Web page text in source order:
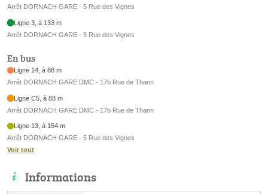
Arrêt DORNACH GARE - 5 Rue des Vignes
Ligne 3, à 133 m
Arrêt DORNACH GARE - 5 Rue des Vignes
En bus
Ligne 14, à 88 m
Arrêt DORNACH GARE DMC - 17b Rue de Thann
Ligne C5, à 88 m
Arrêt DORNACH GARE DMC - 17b Rue de Thann
Ligne 13, à 154 m
Arrêt DORNACH GARE - 5 Rue des Vignes
Voir tout
Informations